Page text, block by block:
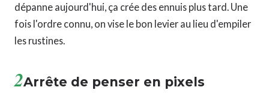
dépanne aujourd'hui, ça crée des ennuis plus tard. Une
fois l'ordre connu, on vise le bon levier au lieu d'empiler
les rustines.
2Arrête de penser en pixels